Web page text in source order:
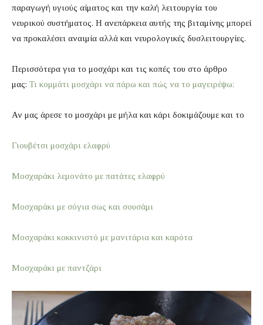
παραγωγή υγιούς αίματος και την καλή λειτουργία του
νευρικού συστήματος. Η ανεπάρκεια αυτής της βιταμίνης μπορεί
να προκαλέσει αναιμία αλλά και νευρολογικές δυσλειτουργίες.
Περισσότερα για το μοσχάρι και τις κοπές του στο άρθρο
μας: Τι κομμάτι μοσχάρι να πάρω και πώς να το μαγειρέψω;
Αν μας άρεσε το μοσχάρι με μήλα και κάρι δοκιμάζουμε και το
Γιουβέτσι μοσχάρι ελαφρύ
Μοσχαράκι λεμονάτο με πατάτες ελαφρύ
Μοσχαράκι με σόγια σως και σουσάμι
Μοσχαράκι κοκκινιστό με μανιτάρια και καρότα
Μοσχαράκι με παντζάρι